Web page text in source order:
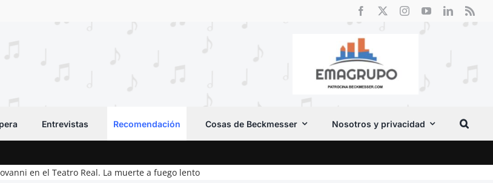
Entrevistas Recomendación Cosas de Beckmesser Nosotros y privacidad
en el Teatro Real. La muerte a fuego lento